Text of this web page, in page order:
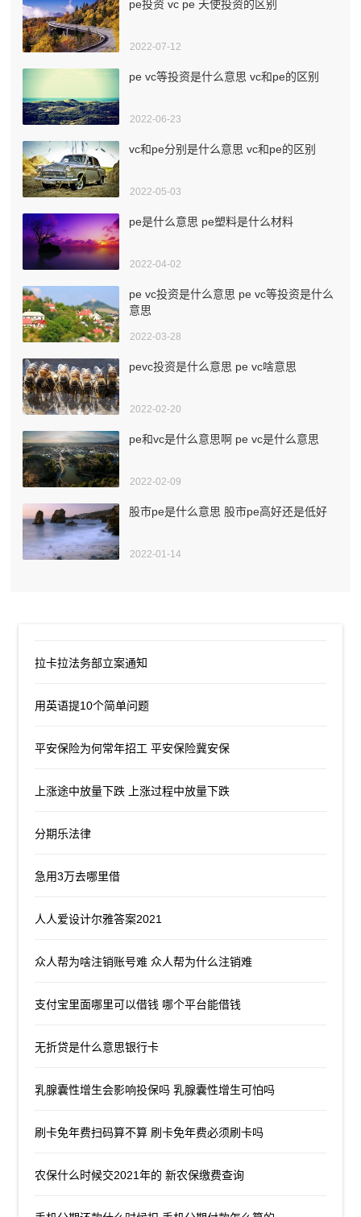
pe投资 vc pe 天使投资的区别
2022-07-12
pe vc等投资是什么意思 vc和pe的区别
2022-06-23
vc和pe分别是什么意思 vc和pe的区别
2022-05-03
pe是什么意思 pe塑料是什么材料
2022-04-02
pe vc投资是什么意思 pe vc等投资是什么
意思
2022-03-28
pevc投资是什么意思 pe vc啥意思
2022-02-20
pe和vc是什么意思啊 pe vc是什么意思
2022-02-09
股市pe是什么意思 股市pe高好还是低好
2022-01-14
拉卡拉法务部立案通知
用英语提10个简单问题
平安保险为何常年招工 平安保险冀安保
上涨途中放量下跌 上涨过程中放量下跌
分期乐法律
急用3万去哪里借
人人爱设计尔雅答案2021
众人帮为啥注销账号难 众人帮为什么注销难
支付宝里面哪里可以借钱 哪个平台能借钱
无折贷是什么意思银行卡
乳腺囊性增生会影响投保吗 乳腺囊性增生可怕吗
刷卡免年费扫码算不算 刷卡免年费必须刷卡吗
农保什么时候交2021年的 新农保缴费查询